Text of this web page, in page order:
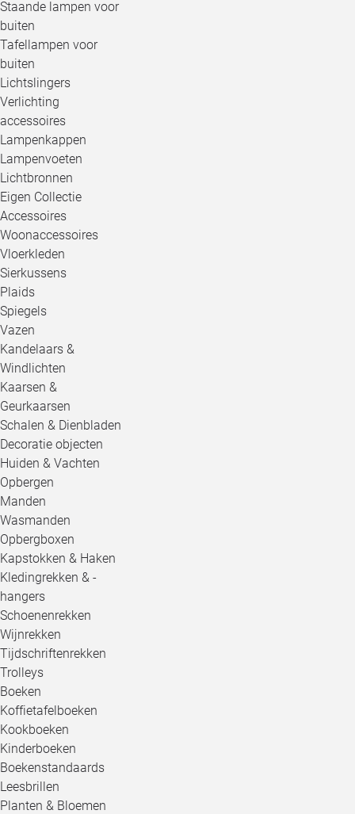
Staande lampen voor
buiten
Tafellampen voor
buiten
Lichtslingers
Verlichting
accessoires
Lampenkappen
Lampenvoeten
Lichtbronnen
Eigen Collectie
Accessoires
Woonaccessoires
Vloerkleden
Sierkussens
Plaids
Spiegels
Vazen
Kandelaars &
Windlichten
Kaarsen &
Geurkaarsen
Schalen & Dienbladen
Decoratie objecten
Huiden & Vachten
Opbergen
Manden
Wasmanden
Opbergboxen
Kapstokken & Haken
Kledingrekken & -
hangers
Schoenenrekken
Wijnrekken
Tijdschriftenrekken
Trolleys
Boeken
Koffietafelboeken
Kookboeken
Kinderboeken
Boekenstandaards
Leesbrillen
Planten & Bloemen